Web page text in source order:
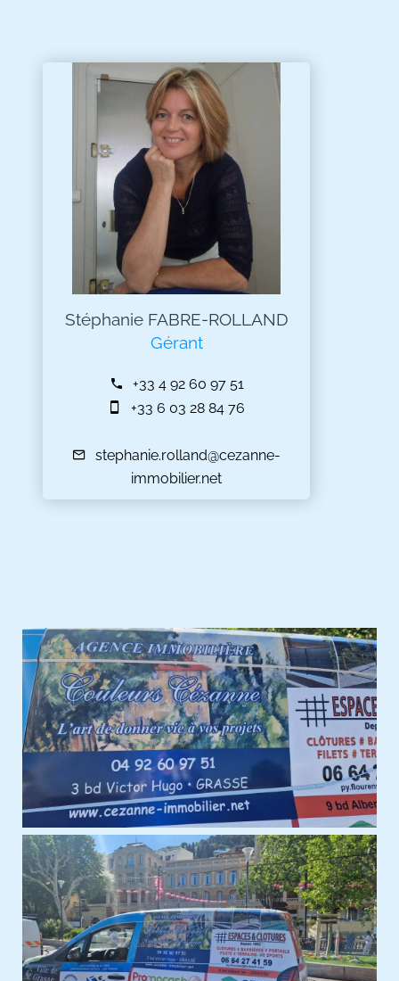
Stéphanie FABRE-ROLLAND
Gérant
+33 4 92 60 97 51
+33 6 03 28 84 76
stephanie.rolland@cezanne-
immobilier.net